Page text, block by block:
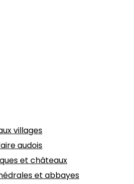
villages
audois
et châteaux
et abbayes